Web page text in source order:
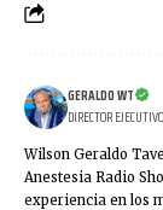
GERALDO WT
DIRECTOR EJECUTIVO
Wilson Geraldo
Anestesia Radio
experiencia en los